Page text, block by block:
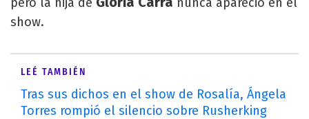
show.
LEÉ TAMBIÉN
Tras sus dichos en el show de Rosalía, Ángela
Torres rompió el silencio sobre Rusherking